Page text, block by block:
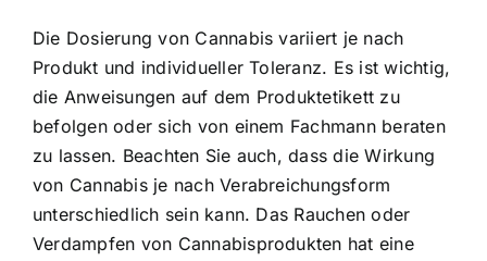
Die Dosierung von Cannabis variiert je nach
Produkt und individueller Toleranz. Es ist wichtig,
die Anweisungen auf dem Produktetikett zu
befolgen oder sich von einem Fachmann beraten
zu lassen. Beachten Sie auch, dass die Wirkung
von Cannabis je nach Verabreichungsform
unterschiedlich sein kann. Das Rauchen oder
Verdampfen von Cannabisprodukten hat eine